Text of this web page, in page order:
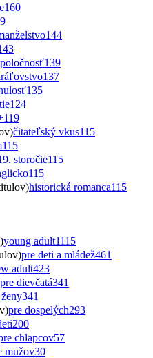
160
144
139
137
135
124
119
čitateľský vkus115
115
storočie115
115
historická romanca115
young adult1115
pre deti a mládež461
adult423
pre dievčatá341
341
pre dospelých293
200
chlapcov57
mužov30